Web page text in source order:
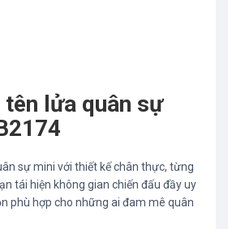
tên lửa quân sự
sự mini với thiết kế chân thực, từng
tái hiện không gian chiến đấu đầy uy
phù hợp cho những ai đam mê quân